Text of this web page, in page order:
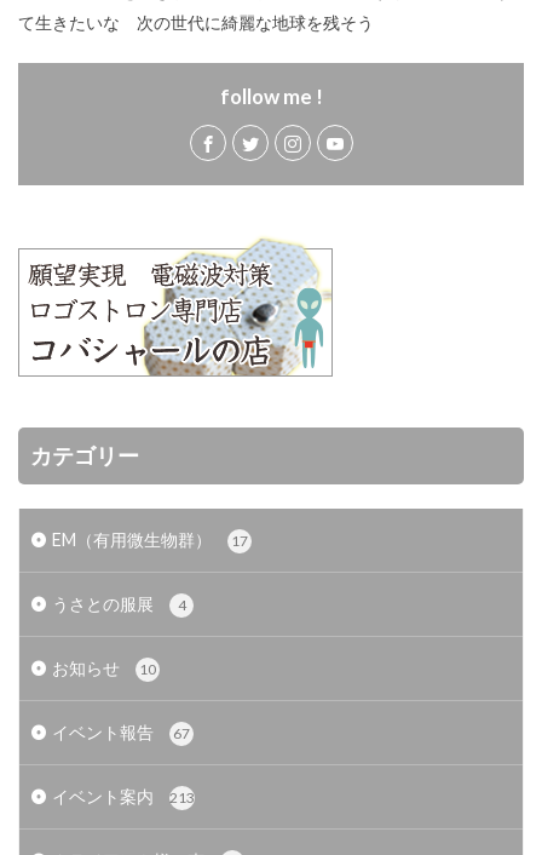
て生きたいな 次の世代に綺麗な地球を残そう
follow me !
カテゴリー
EM（有用微生物群） 17
うさとの服展 4
お知らせ 10
イベント報告 67
イベント案内 213